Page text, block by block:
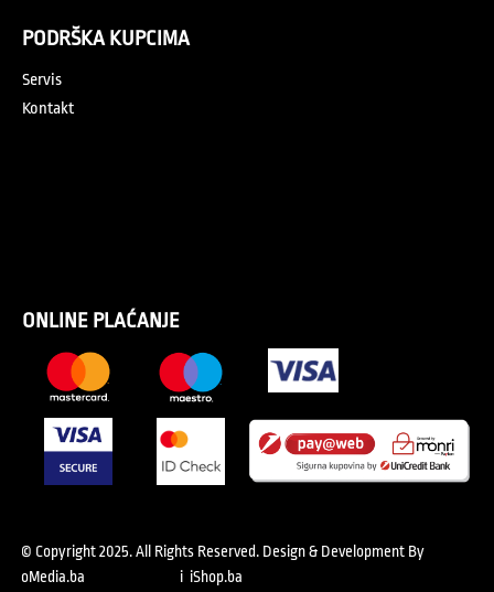
PODRŠKA KUPCIMA
Servis
Kontakt
ONLINE PLAĆANJE
© Copyright 2025. All Rights Reserved. Design & Development By
oMedia.ba
iShop.ba